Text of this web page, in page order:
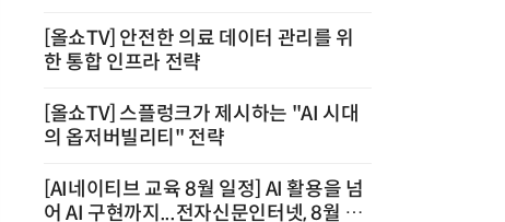
[올쇼TV] 안전한 의료 데이터 관리를 위
한 통합 인프라 전략
[올쇼TV] 스플렁크가 제시하는 "AI 시대
의 옵저버빌리티" 전략
[AI네이티브 교육 8월 일정] AI 활용을 넘
어 AI 구현까지...전자신문인터넷, 8월 실